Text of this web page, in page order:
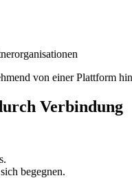
von einer Plattform
Verbindung
begegnen.